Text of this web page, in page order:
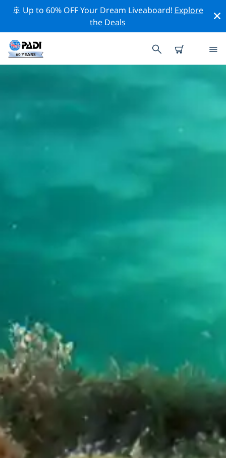
🚢 Up to 60% OFF Your Dream Liveaboard! Explore
the Deals